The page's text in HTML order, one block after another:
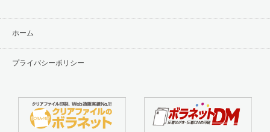
ホーム
プライバシーポリシー